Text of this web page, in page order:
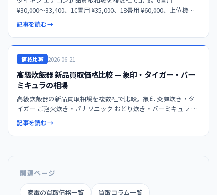
¥30,000〜33,400、10畳用 ¥35,000、18畳用 ¥60,000、上位機種
うるさらX で最大 ¥175,000 の最新査定額。製造5年以内ボーダ
ー、室内機+室外機セット
記事を読む →
価格比較 2026-06-21
高級炊飯器 新品買取価格比較 — 象印・タイガー・バー
ミキュラの相場
高級炊飯器の新品買取相場を複数社で比較。象印 炎舞炊き・タ
イガー ご泡火炊き・パナソニック おどり炊き・バーミキュラ ラ
イスポットの最新相場、選び方、未開封品を高く売るコツを徹底
解説します。
記事を読む →
関連ページ
家電の買取価格一覧
買取コラム一覧